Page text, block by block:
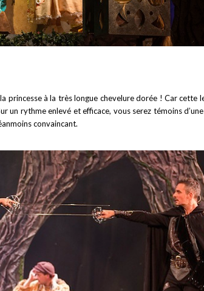
princesse à la très longue chevelure dorée ! Car cette
un rythme enlevé et efficace, vous serez témoins
convaincant.